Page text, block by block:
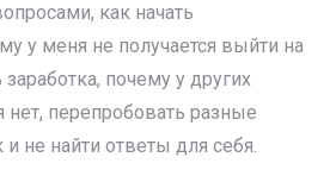
как начать
у меня не получается выйти на
почему у других
нет, перепробовать разные
и не найти ответы для себя.